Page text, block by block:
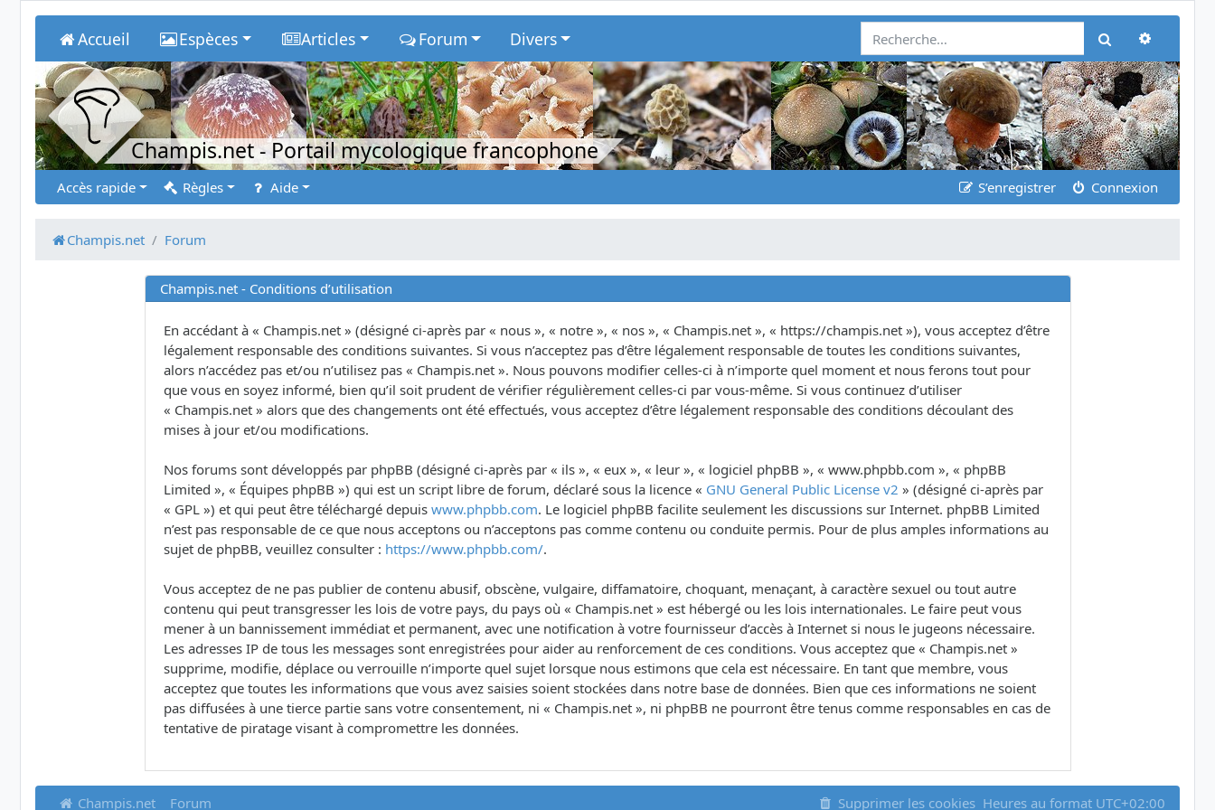
Accueil Espèces Articles Forum Divers Rechercher
Champis.net- Portail mycologique francophone
Accès rapide Règles Aide S’enregistrer Connexion
Champis.net Forum
Champis.net - Conditions d’utilisation
En accédant à « Champis.net » (désigné ci-après par « nous », « notre », « nos », « Champis.net », « https://champis.net »), vous acceptez d’être
légalement responsable des conditions suivantes. Si vous n’acceptez pas d’être légalement responsable de toutes les conditions suivantes,
alors n’accédez pas et/ou n’utilisez pas « Champis.net ». Nous pouvons modifier celles-ci à n’importe quel moment et nous ferons tout pour
que vous en soyez informé, bien qu’il soit prudent de vérifier régulièrement celles-ci par vous-même. Si vous continuez d’utiliser
« Champis.net » alors que des changements ont été effectués, vous acceptez d’être légalement responsable des conditions découlant des
mises à jour et/ou modifications.
Nos forums sont développés par phpBB (désigné ci-après par « ils », « eux », « leur », « logiciel phpBB », « www.phpbb.com », « phpBB
Limited », « Équipes phpBB ») qui est un script libre de forum, déclaré sous la licence « GNU General Public License v2 » (désigné ci-après par
« GPL ») et qui peut être téléchargé depuis www.phpbb.com. Le logiciel phpBB facilite seulement les discussions sur Internet. phpBB Limited
n’est pas responsable de ce que nous acceptons ou n’acceptons pas comme contenu ou conduite permis. Pour de plus amples informations au
sujet de phpBB, veuillez consulter : https://www.phpbb.com/.
Vous acceptez de ne pas publier de contenu abusif, obscène, vulgaire, diffamatoire, choquant, menaçant, à caractère sexuel ou tout autre
contenu qui peut transgresser les lois de votre pays, du pays où « Champis.net » est hébergé ou les lois internationales. Le faire peut vous
mener à un bannissement immédiat et permanent, avec une notification à votre fournisseur d’accès à Internet si nous le jugeons nécessaire.
Les adresses IP de tous les messages sont enregistrées pour aider au renforcement de ces conditions. Vous acceptez que « Champis.net »
supprime, modifie, déplace ou verrouille n’importe quel sujet lorsque nous estimons que cela est nécessaire. En tant que membre, vous
acceptez que toutes les informations que vous avez saisies soient stockées dans notre base de données. Bien que ces informations ne soient
pas diffusées à une tierce partie sans votre consentement, ni « Champis.net », ni phpBB ne pourront être tenus comme responsables en cas de
tentative de piratage visant à compromettre les données.
Champis.net Forum Supprimer les cookies Heures au format UTC+02:00